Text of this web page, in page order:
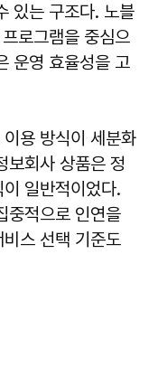
있는 구조다. 노블
로그램을 중심으
운영 효율성을 고
용 방식이 세분화
보회사 상품은 정
일반적이었다.
중적으로 인연을
스 선택 기준도